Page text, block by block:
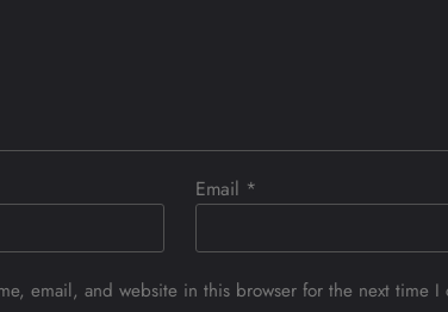
Email *
email, and website in this browser for the next time I